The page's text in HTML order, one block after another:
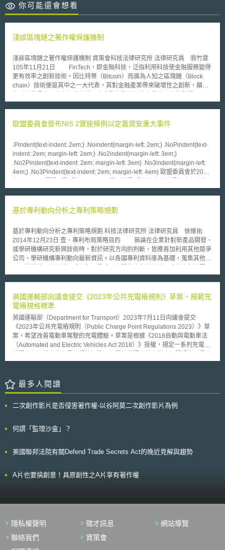
你可能還會想看
淺談區塊鏈之著作權保護機制
淺談區塊鏈之著作權保護機制 資策會科技法律研究所 法律研究員 翁竹霆
105年11月21日 FinTech，即金融科技，泛指利用科技使金融服務變得
更有效率之創新技術。因比特幣（Bitcoin）而廣為人知之區塊鏈（Block
chain）技術便是其中之一大代表，其對金融產業帶來破壞性之創新，顛覆
著作權又稱版權，係指在作品上設定權利，並加以保護之制度，長久以
與傳播之成本大幅降低，對著作權制度之震撼甚大，管見以為，以點對點
制帶來危機，亦可能是帶來轉機，此為本文撰寫之契機。 壹、技術背景
區塊鏈之概念最早可溯及2008年11月，中本聰發表之《比特幣：一種
對等式的電子現金系統》[2]。簡言之，區塊鏈是一去中心化之分散式系統，
在P2P網路上利用非對稱加密技術記錄每筆行為資訊，具有去中心化、透明
鴉牆上，人人在牆上可畫可看牆上訊息，但僅有訊息之收發當事人能看懂訊
信任更新為對技術的信任，降低信任成本，當前各國正積極投入區塊鏈之應
成本為代價，換取鏈內資訊之真實與完整，此缺陷反映於該技術之時間與空
間成本。 貳、我國法制 區塊鏈發展至今，其應用領域已延伸至各種領
域，如數位金融、食安履歷、智財保障等，本文將聚焦於區塊鏈技術對著作
權存證之應用機制。 有權利即有救濟之法理，可見於我國大法官會議
釋字第243號解釋，故著作權受有侵害時，著作權人應得提訴以維護其權
利。然依我國民事訴訟法第277條與刑事訴訟法第232條、第319條之規
定，民事原告和刑事告訴人負有證明自己為權利人或被害人之一舉證責任，
就採行註冊或登記主義之專利權、商標權而言，權利人之舉證或非難事，惟
於採創作主義之著作權而言，此舉證責任難度顯然高於專利權人及商標權
人。就此我國著作權法雖有參酌各國立法例，規定如著作人之著作符合一定
推定規則，在訴訟上即不負有舉證責任，此即「著作人推定」[4]。依著作權
法第13條之著作權人推定之規定，必須在著作之原件或其以發行之重製物
上，或將公開發表時，以通常方法表示著作人之本名或眾所周知之別名。反
面解釋來說，若著作人一時疏忽或因該創作領域之習慣，未於著作表示著作
為證明自身權利之方法；該判決更指出著作權人至少需證明著作權人身分、
著作完成時間、非抄襲之獨立創作；102年度台非字第24號判決重申著作權
人未提出或交待研發過程之相關資料，尚不足認其主張之系爭標的係屬著
作，亦不得僅憑該造友性證人之宣誓書及證言云云，即謂所述創作歷程可
就權利人之營業處所及其創作過程進行實地勘查，推論得知告訴人係真正創
道門檻，方可證明其確有權利，此為現行制度下，著作權人維權所面臨之現
實難處。 如前所述，當前著作權人之維權存在著舉證難、週期長、成
人身分、著作完成時間、非抄襲之獨立創作等待證事項完美匹配，原因分析
如結合區塊鏈不可篡改之特性，將更可保存身分資料，確認真實性。惟著作
人本人是否具行為能力，甚至具備創作能力，尚非區塊鏈技術可以解決，仍
需視個案事實認定之。 二、著作完成時間 區塊鏈在技術上，其區塊之
排列係按照歷史時間順序，恰可將我國實務見解強調之創作過程，如日記般
歐盟委員會發布NIS 2實施條例以定義資安重大事件
.Pindent{text-indent: 2em;} .Noindent{margin-left: 2em;} .NoPindent{text-
indent: 2em; margin-left: 2em;} .No2indent{margin-left: 3em;}
.No2Pindent{text-indent: 2em; margin-left: 3em} .No3indent{margin-left:
4em;} .No3Pindent{text-indent: 2em; margin-left: 4em} 歐盟委員會於2024
措施指令》（Directive (EU) 2022/2555 on measures for a high common
（下稱「實施條例」）。NIS 2要求企業發生重大事件（Significant
合以下任一條件會被視為重大事件： 1. 造成超過50萬歐元或上一年度營業
額5%以上的直接財務損失。 2. 造成商業機密洩漏。 3. 已造成或能造成自然
人死亡。 4. 對自然人健康已造成或能造成大量傷害。 5. 疑似惡意且未經授
權的存取網路和資訊系統造成嚴重運作中斷。 6. 反覆發生的事件。 7. 符合
第5條至第14條特定資訊服務的事件。 實施條例主要在於補充上述條件的第
包含：(1)6個月內發生兩次；(2)有相同的根本原因；(3)大致符合超過50萬
14條列舉特定資訊服務提供者的重大事件條件，而其他資訊服務則包含
DNS（domain name system）服務、TLD（top-level domain）網域註冊
管理、雲端運算服務、資料中心服務、內容交換網路、託管服務、網路商
城、搜尋引擎、社群網路服務、信託服務等，對於不同服務可能造成的影響
各別列舉視為重大事件的條件。 歐盟委員會發布該實施條例確立何謂重大
事件，並依歐盟考量資訊安全威脅所制定的NIS 2，將公共電子通訊網路或
服務、會員國等進行連結，要求會員國設置資訊安全主管機關、危機管理機
構、資訊安全聯絡點等義務，建立資訊安全通報機制，確保歐盟有整體的資
事件通報及應變辦法》並建立四級資通安全事件的標準，其標準以機敏或業
務資訊遭洩漏對機密性的影響、資通系統遭竄改對完整性的影響，以及資通
細的定義。歐盟實施條例中有關重大事件之定義，可做為我國相關主管機關
基於專利動向分析之專利策略規劃
基於專利動向分析之專利策略規劃 科技法律研究所 法律研究員 徐維佑
2014年12月23日 壹、專利布局策略目的 無論在企業針對新產品開發、
或學研機構研究新興技術時，對於研究方向的判斷，皆應善加利用其他競爭
公司、學研機構專利動向最新資訊。以各國專利資料庫為基礎，蒐集其他公
（patent map），可構築更完整的智財戰略。 欲將研究成果商業化
似品，甚至競爭品，或者防禦其他公司之侵權告訴，皆必須盡早制定對策，
亦即必須掌握該技術領域的智財資訊，才能讓研發活動順利推展。 貳、各
國政府公開之專利動向分析 一、英國國家專利藍圖分析報告 英國政府
於2014年中，依續公告8大重要技術之專利藍圖分析報告[1]，認為專利資訊
可提供創新活動高價值之分析觀點，因此該國智慧財產局資訊團隊，透過專
利申請資訊分析出全球性專利藍圖，幫助其國內企業與民眾瞭解此8大重要
技術專利資訊，並將分析結果納入資金挹注之考量基礎。 專利藍圖分
領先群、專利優先權期間、專利合作開發申請圖、專利技術分析等。 二、
韓國R&D專利技術動向調查 韓國R&D專利技術動向調查制度自2005年
開始，每年度由與研究發展相關的各部會針對其提出之研發工作，提供研發
得專利權的目標作為研究人員之研究方向。 而專利技術動向調查之研
查，提供專利分析結果的綜合報告，提供各部會與各領域別的專利動向、方
向與及各種分析報告，內容包含有政府R&D專利技術動向調查報告、國家專
術領域別研發計畫方向、挑選出將來商業化運用價值較高之專利。 參、代
但專利動向分析有助於篩選出可行的研究範圍，尤其在投入國家資源補助科
處。 目前產業研發過程缺乏完善專利布局分析。實際生產產品之企業
向分析，並不能保證研究成果的可專利性，然而該工作對於國家、企業之研
究發展實屬必要。透過如英國國家專利藍圖分析報告、韓國R&D專利技術動
英國運輸部向議會提交《2023年公共充電樁規則》草案，規範充
電樁規格標準
英國運輸部（Department for Transport）2023年7月11日向議會提交
《2023年公共充電樁規則（Public Charge Point Regulations 2023）》草
案，希望改善電動車駕駛的充電體驗。草案是根據《2018自動與電動車法
（Automated and Electric Vehicles Act 2018）》授權，規定一系列充電樁
可處以每座充電樁1萬英鎊之罰鍰： 一、定價及費用透明：充電樁營運商必
必須顯示充電總費用。 二、須提供24小時免費客服專線：充電點營運商須
提供免費24小時專線，支援客戶服務。同時將客戶所提出的問題、解決方式
（Open Charging Point Interface, OCPI），建構開放式充電網絡，消除漫
關資料。 四、感應式支付：所有新的8瓩以上公共充電樁，及現有快速公共
用），並在網站公開充電樁可靠性資料。 六、充電漫遊支付服務
供應商（roaming provider）進行合作，使消費者可以透過漫遊服務，使用
同一APP或具RFID感應功能的卡片，支付不同充電樁營運商的充電費用。
最多人閱讀
二次創作影片是否侵害著作權-以谷阿莫二次創作影片為例
何謂「監理沙盒」？
美國聯邦法院有關Defend Trade Secrets Act的晚近見解與趨勢
A片也要搞創意！具原創性之A片享有著作權
隱私權聲明 徵才訊息
網站導覽
聯絡我們
資策會